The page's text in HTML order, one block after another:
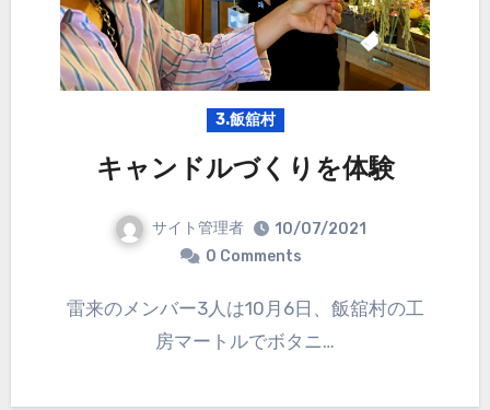
3.飯舘村
キャンドルづくりを体験
サイト管理者
10/07/2021
0 Comments
雷来のメンバー3人は10月6日、飯舘村の工
房マートルでボタニ…